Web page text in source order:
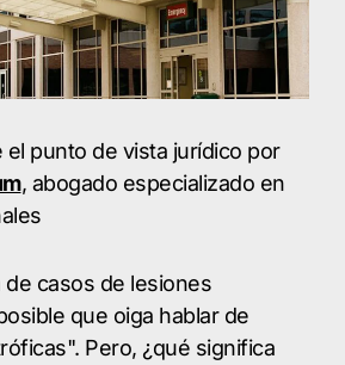
el punto de vista jurídico por
, abogado especializado en
de casos de lesiones
que oiga hablar de
Pero, ¿qué significa